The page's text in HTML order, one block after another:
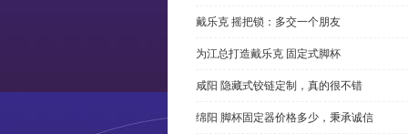
戴乐克 摇把锁：多交一个朋友
为江总打造戴乐克 固定式脚杯
咸阳 隐藏式铰链定制，真的很不错
绵阳 脚杯固定器价格多少，秉承诚信